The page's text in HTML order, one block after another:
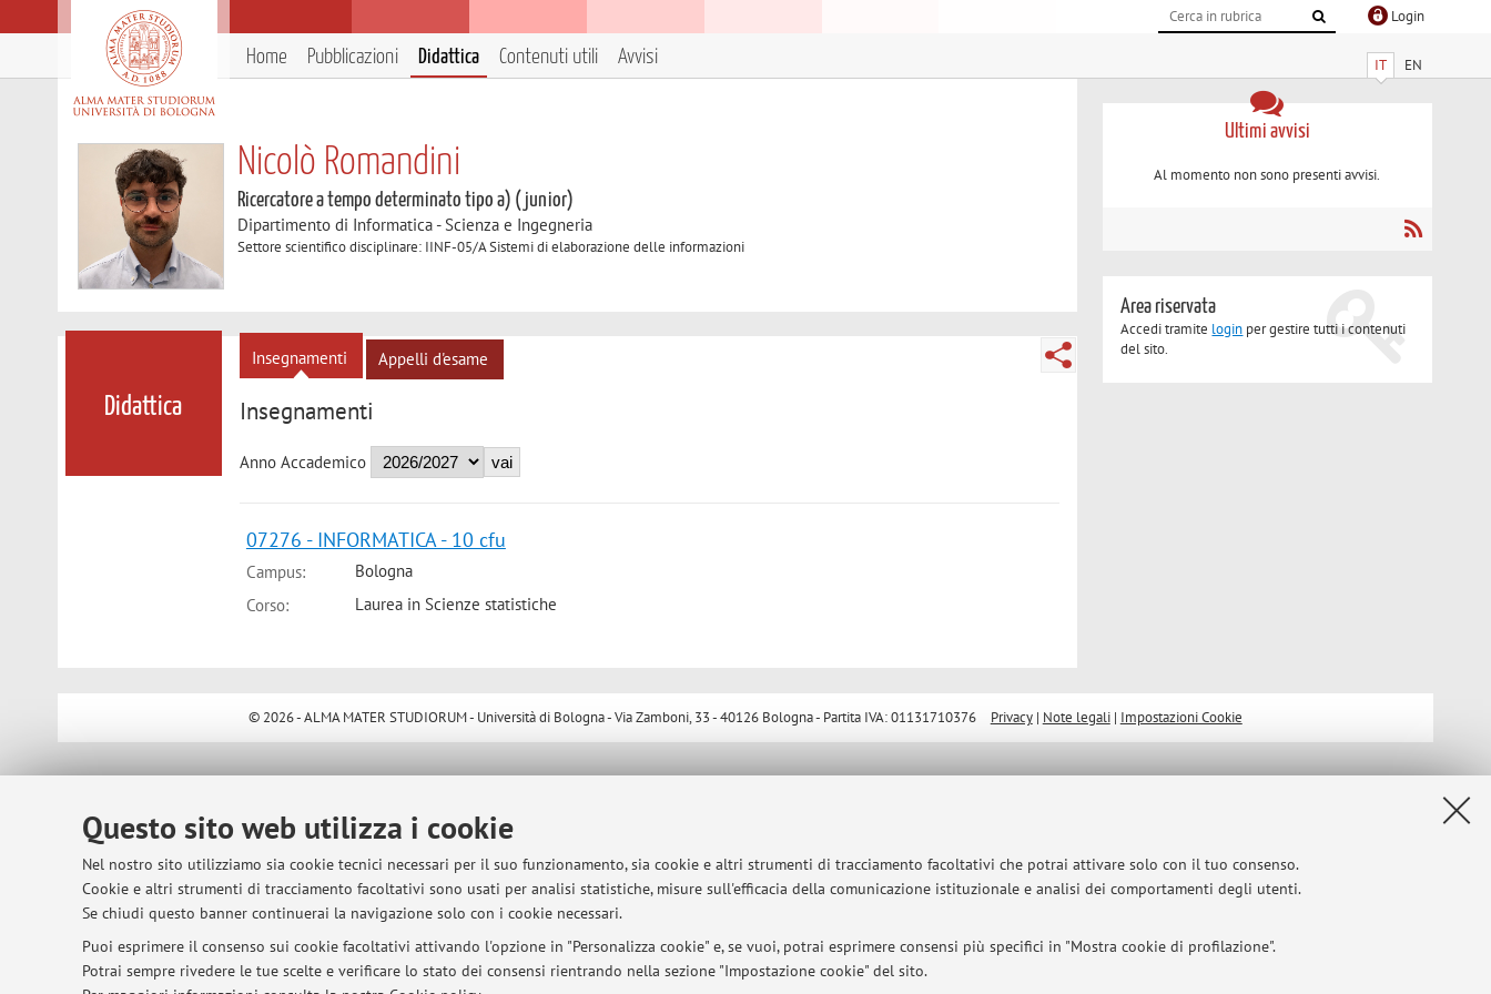
Questo sito web utilizza i cookie
Nel nostro sito utilizziamo sia cookie tecnici necessari per il suo funzionamento, sia cookie e altri strumenti di tracciamento facoltativi che potrai attivare solo con il tuo consenso.
Cookie e altri strumenti di tracciamento facoltativi sono usati per analisi statistiche, misure sull'efficacia della comunicazione istituzionale e analisi dei comportamenti degli utenti.
Se chiudi questo banner continuerai la navigazione solo con i cookie necessari.
Puoi esprimere il consenso sui cookie facoltativi attivando l'opzione in "Personalizza cookie" e, se vuoi, potrai esprimere consensi più specifici in "Mostra cookie di profilazione".
Potrai sempre rivedere le tue scelte e verificare lo stato dei consensi rientrando nella sezione "Impostazione cookie" del sito.
Login
IT EN
Home Pubblicazioni Didattica Contenuti utili Avvisi
Nicolò Romandini
Ricercatore a tempo determinato tipo a) (junior)
Dipartimento di Informatica - Scienza e Ingegneria
Settore scientifico disciplinare: IINF-05/A Sistemi di elaborazione delle informazioni
Didattica
Insegnamenti Appelli d'esame
Insegnamenti
Anno Accademico
07276 - INFORMATICA - 10 cfu
Campus:
Bologna
Corso:
Laurea in Scienze statistiche
Ultimi avvisi
Al momento non sono presenti avvisi.
Area riservata
Accedi tramite login per gestire tutti i contenuti
del sito.
© 2026 - ALMA MATER STUDIORUM - Università di Bologna - Via Zamboni, 33 - 40126 Bologna - Partita IVA: 01131710376 Privacy| Note legali| Impostazioni Cookie